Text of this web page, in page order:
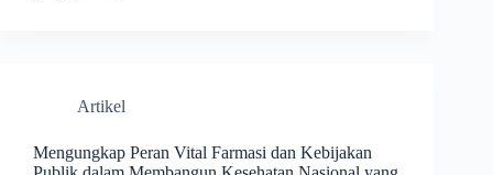
Artikel
Mengungkap Peran Vital Farmasi dan Kebijakan